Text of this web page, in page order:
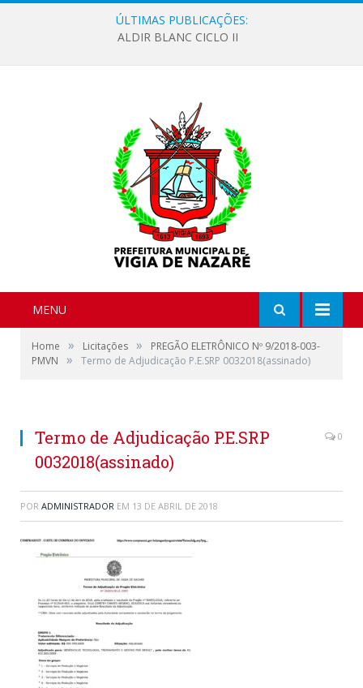
ÚLTIMAS PUBLICAÇÕES:
ALDIR BLANC CICLO II
MENU
Home » Licitações »
PREGÃO ELETRÔNICO Nº 9/2018-003-
PMVN
» Termo de Adjudicação P.E.SRP 0032018(assinado)
Termo de Adjudicação P.E.SRP
0032018(assinado)
0
POR ADMINISTRADOR EM 13 DE ABRIL DE 2018